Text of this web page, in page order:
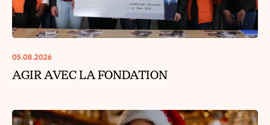
05.08.2026
AGIR AVEC LA FONDATION